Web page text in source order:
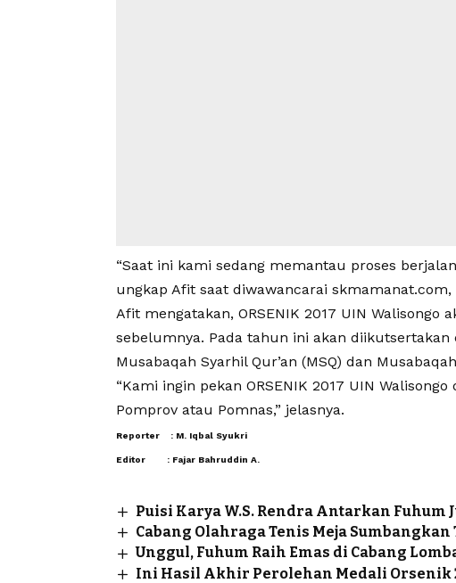
“Saat ini kami sedang memantau proses
ungkap Afit saat diwawancarai skmamanat.com,
Afit mengatakan, ORSENIK 2017 UIN
sebelumnya. Pada tahun ini akan
Musabaqah Syarhil Qur’an (MSQ) dan
“Kami ingin pekan ORSENIK 2017 UIN
Pomprov atau Pomnas,” jelasnya.
Reporter : M. Iqbal Syukri
Editor : Fajar Bahruddin A.
Puisi Karya W.S. Rendra Antarkan Fuhum
Cabang Olahraga Tenis Meja
Unggul, Fuhum Raih Emas di Cabang
Ini Hasil Akhir Perolehan Medali Orsenik